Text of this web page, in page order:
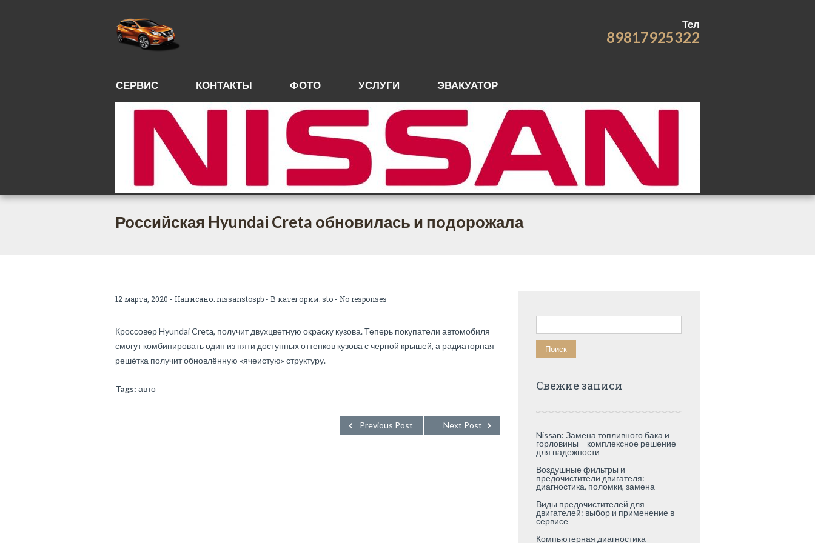
Тел
89817925322
СЕРВИС КОНТАКТЫ ФОТО УСЛУГИ ЭВАКУАТОР
Российская Hyundai Creta обновилась и подорожала
12 марта, 2020 - Написано: nissanstospb - В категории:sto - No responses
Кроссовер Hyundai Creta, получит двухцветную окраску кузова. Теперь покупатели автомобиля
смогут комбинировать один из пяти доступных оттенков кузова с черной крышей, а радиаторная
решётка получит обновлённую «ячеистую» структуру.
Tags: авто
Next Post
Previous Post
Найти:
Свежие записи
Nissan: Замена топливного бака и
горловины – комплексное решение
для надежности
Воздушные фильтры и
предочистители двигателя:
диагностика, поломки, замена
Виды предочистителей для
двигателей: выбор и применение в
сервисе
Компьютерная диагностика